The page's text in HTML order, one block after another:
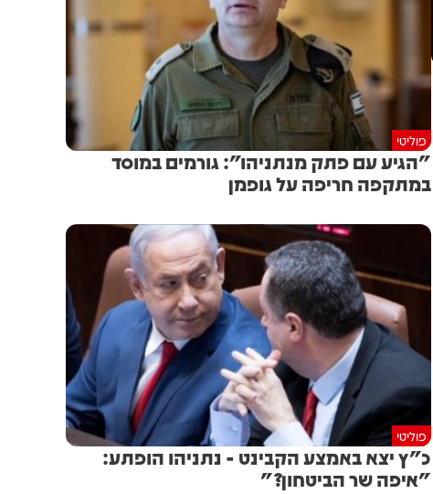
פוליטי
"הגיע עם פתק מנתניהו": גורמים במוסד
במתקפה חריפה על גופמן
פוליטי
כ"ץ יצא באמצע הקבינט - נתניהו הופתע:
"איפה שר הביטחון?"